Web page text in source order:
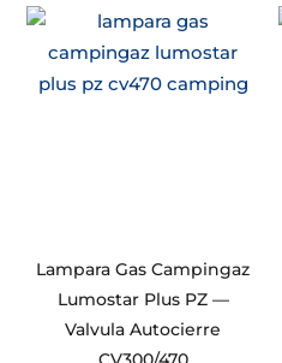
Lampara Gas Campingaz
Lumostar Plus PZ —
Valvula Autocierre